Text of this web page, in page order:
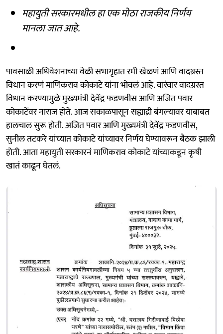
महायुती सरकारमधील हा एक मोठा राजकीय निर्णय
मानला जात आहे.
पावसाळी अधिवेशनाच्या वेळी सभागृहात रमी खेळणं आणि वादग्रस्त
विधान करणं माणिकराव कोकाटे यांना भोवलं आहे. वारंवार वादग्रस्त
विधान करण्यामुळे मुख्यमंत्री देवेंद्र फडणवीस आणि अजित पवार
कोकाटेंवर नाराज होते. आज सकाळपासून सह्याद्री बंगल्यावर याबाबत
हालचाल सुरू होती. अजित पवार आणि मुख्यमंत्री देवेंद्र फडणवीस,
सुनील तटकरे यांच्यात कोकाटे यांच्यावर निर्णय घेण्यावरून बैठक झाली
होती. आता महायुती सरकारनं माणिकराव कोकाटे यांच्याकडून कृषी
खातं काढून घेतलं.